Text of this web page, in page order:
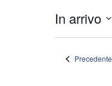
In arrivo
Seleziona
data.
Eventi
Precedente